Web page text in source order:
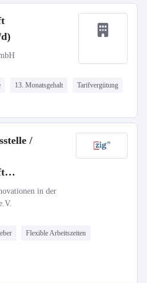
13. Monatsgehalt Tarifvergütung
/
(m/w/d)
in der
Flexible Arbeitszeiten